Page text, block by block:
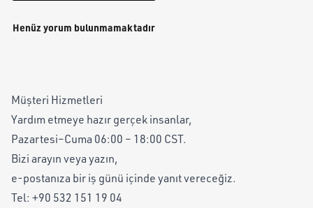
Henüz yorum bulunmamaktadır
Müşteri Hizmetleri
Yardım etmeye hazır gerçek insanlar,
Pazartesi–Cuma 06:00 – 18:00 CST.
Bizi arayın veya yazın,
e-postanıza bir iş günü içinde yanıt vereceğiz.
Tel: +90 532 151 19 04